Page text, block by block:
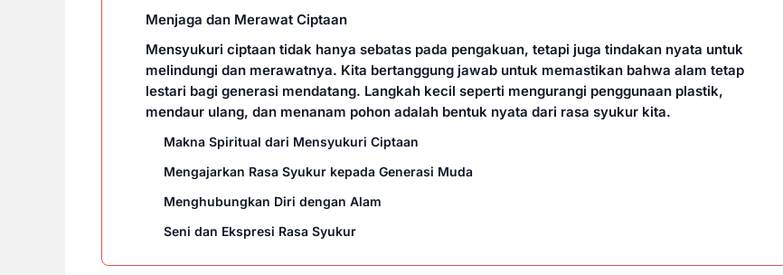
Menjaga dan Merawat Ciptaan
Mensyukuri ciptaan tidak hanya sebatas pada pengakuan, tetapi juga tindakan nyata untuk
melindungi dan merawatnya. Kita bertanggung jawab untuk memastikan bahwa alam tetap
lestari bagi generasi mendatang. Langkah kecil seperti mengurangi penggunaan plastik,
mendaur ulang, dan menanam pohon adalah bentuk nyata dari rasa syukur kita.
Makna Spiritual dari Mensyukuri Ciptaan
Mengajarkan Rasa Syukur kepada Generasi Muda
Menghubungkan Diri dengan Alam
Seni dan Ekspresi Rasa Syukur